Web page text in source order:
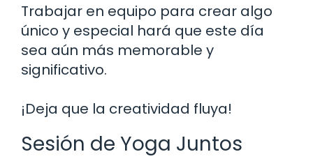
Trabajar en equipo para crear algo
único y especial hará que este día
sea aún más memorable y
significativo.
¡Deja que la creatividad fluya!
Sesión de Yoga Juntos